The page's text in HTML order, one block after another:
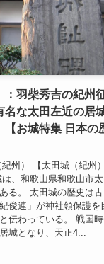
：羽柴秀吉の紀州
名な太田左近の居
【お城特集 日本の
紀州） 【太田城（紀州
、和歌山県和歌山市太
る。 太田城の歴史は古
俊連」が神社領保護を
伝わっている。 戦国
城となり、天正4...